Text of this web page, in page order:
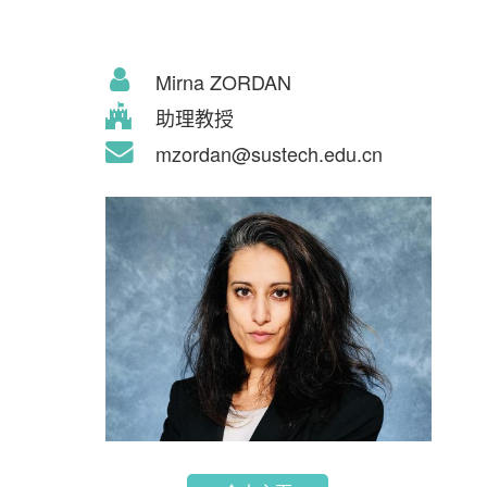
Mirna ZORDAN
助理教授
mzordan@sustech.edu.cn